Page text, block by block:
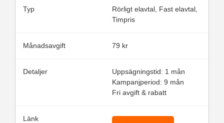
Rörligt elavtal, Fast elavtal,
Timpris
79 kr
Uppsägningstid: 1 mån
Kampanjperiod: 9 mån
Fri avgift & rabatt